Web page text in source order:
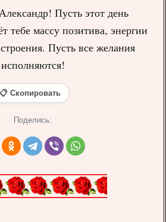
Пусть этот день
тебе массу позитива, энергии
Пусть все желания
исполняются!
📋 Скопировать
Поделись: